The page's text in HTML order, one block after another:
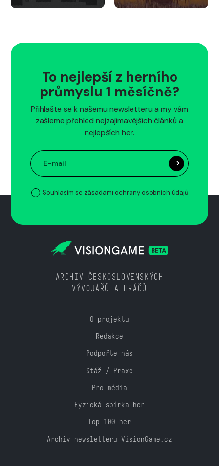
To nejlepší z herního
průmyslu 1 měsíčně?
Přihlašte se k našemu newsletteru a my vám
zašleme přehled nejzajímavějších článků a
nejlepších her.
Souhlasím se zásadami ochrany osobních údajů
ARCHIV ČESKOSLOVENSKÝCH
VÝVOJÁŘŮ A HRÁČŮ
O projektu
Redakce
Podpořte nás
Stáž / Praxe
Pro média
Fyzická sbírka her
Top 100 her
Archiv newsletteru VisionGame.cz